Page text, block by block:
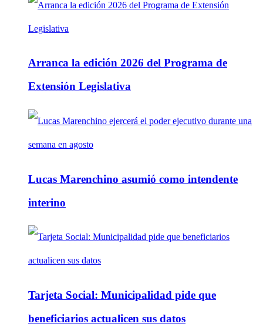
Arranca la edición 2026 del Programa de
Extensión Legislativa
Lucas Marenchino asumió como intendente
interino
Tarjeta Social: Municipalidad pide que
beneficiarios actualicen sus datos